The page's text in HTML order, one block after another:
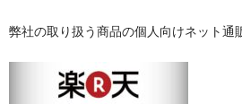
キャップ帽子
新幹線シリーズ
弊社の取り扱う商品の個人向けネット通